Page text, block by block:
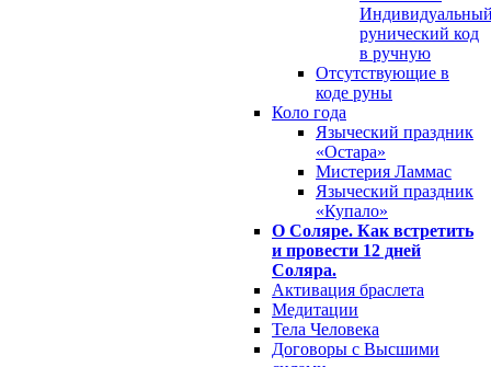
рунический код
в ручную
Отсутствующие в
коде руны
Коло года
Языческий праздник
«Остара»
Мистерия Ламмас
Языческий праздник
«Купало»
О Соляре. Как встретить
и провести 12 дней
Соляра.
Активация браслета
Медитации
Тела Человека
Договоры с Высшими